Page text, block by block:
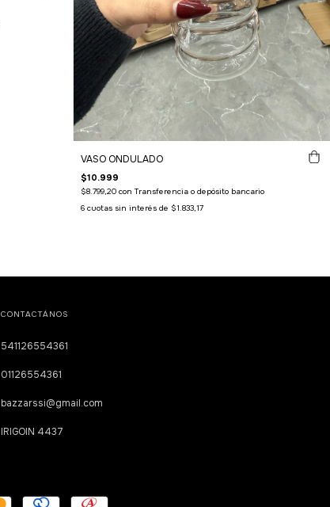
VASO ONDULADO
$10.999
$8.799,20con Transferencia o depósito bancario
6 cuotas sin interés de $1.833,17
CONTACTÁNOS
541126554361
01126554361
bazzarssi@gmail.com
IRIGOIN 4437